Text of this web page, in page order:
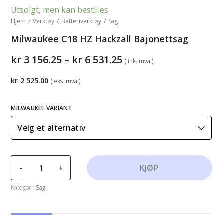
Hjem / Verktøy / Batteriverktøy / Sag
Milwaukee C18 HZ Hackzall Bajonettsag
kr 3 156.25 – kr 6 531.25Prisområde:
kr3
( ink. mva )
Utsolgt, men kan bestilles
MILWAUKEE VARIANT
-
HZ
Bajonettsag
+ KJØP
Kategori: Sag
kr 2 525.00 ( eks. mva )